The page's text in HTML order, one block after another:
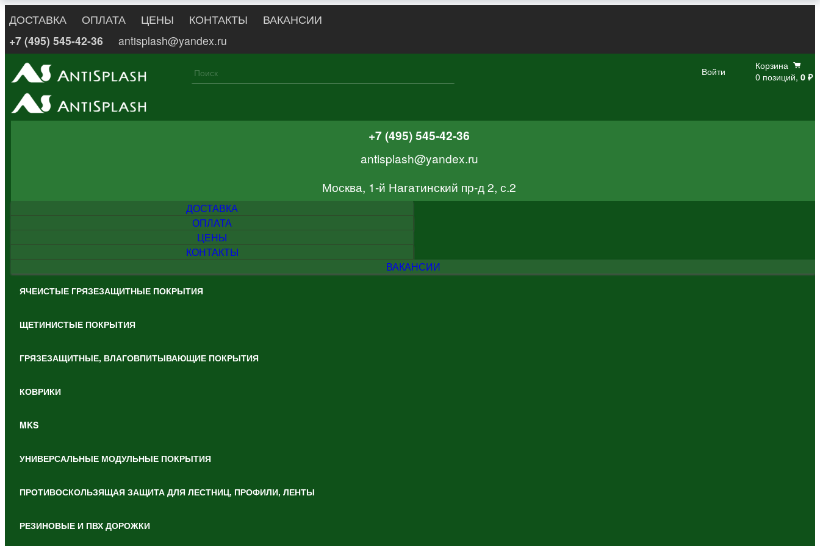
ДОСТАВКА ОПЛАТА ЦЕНЫ КОНТАКТЫ
ВАКАНСИИ
+7 (495) 545-42-36
antisplash@yandex.ru
Войти
Корзина
0 позиций, 0 ₽
+7 (495) 545-42-36
antisplash@yandex.ru
Москва, 1-й Нагатинский пр-д 2, с.2
ДОСТАВКА
ОПЛАТА
ЦЕНЫ
КОНТАКТЫ
ВАКАНСИИ
ЯЧЕИСТЫЕ ГРЯЗЕЗАЩИТНЫЕ ПОКРЫТИЯ
ЩЕТИНИСТЫЕ ПОКРЫТИЯ
ГРЯЗЕЗАЩИТНЫЕ, ВЛАГОВПИТЫВАЮЩИЕ ПОКРЫТИЯ
КОВРИКИ
MKS
УНИВЕРСАЛЬНЫЕ МОДУЛЬНЫЕ ПОКРЫТИЯ
ПРОТИВОСКОЛЬЗЯЩАЯ ЗАЩИТА ДЛЯ ЛЕСТНИЦ, ПРОФИЛИ, ЛЕНТЫ
РЕЗИНОВЫЕ И ПВХ ДОРОЖКИ